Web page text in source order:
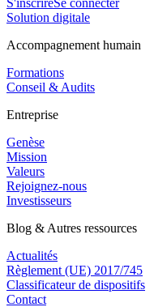
S'inscrireSe connecter
Solution digitale
Accompagnement humain
Formations
Conseil & Audits
Entreprise
Genèse
Mission
Valeurs
Rejoignez-nous
Investisseurs
Blog & Autres ressources
Actualités
Règlement (UE) 2017/745
Classificateur de dispositifs
Contact